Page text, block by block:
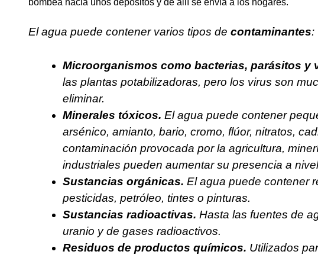
El agua puede contener varios tipos de contaminantes:
Microorganismos como bacterias, parásitos y
las plantas potabilizadoras, pero los virus son
eliminar.
Minerales tóxicos. El agua puede contener
arsénico, amianto, bario, cromo, flúor, nitratos,
contaminación provocada por la agricultura,
industriales pueden aumentar su presencia a
Sustancias orgánicas. El agua puede contener
pesticidas, petróleo, tintes o pinturas.
Sustancias radioactivas. Hasta las fuentes de
uranio y de gases radioactivos.
Residuos de productos químicos. Utilizados